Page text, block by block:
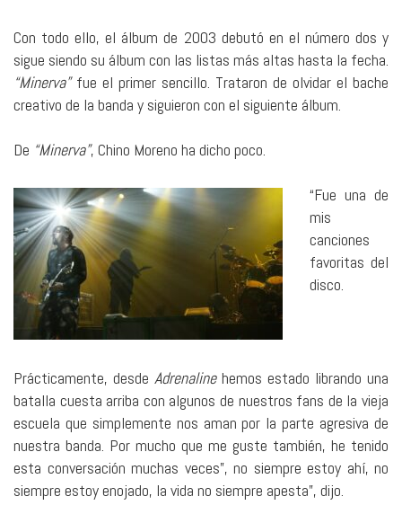
Con todo ello, el álbum de 2003 debutó en el número dos y
sigue siendo su álbum con las listas más altas hasta la fecha.
“Minerva”fue el primer sencillo. Trataron de olvidar el bache
creativo de la banda y siguieron con el siguiente álbum.
De “Minerva”, Chino Moreno ha dicho poco.
“Fue una de
mis
canciones
favoritas del
disco.
Prácticamente, desde Adrenalinehemos estado librando una
batalla cuesta arriba con algunos de nuestros fans de la vieja
escuela que simplemente nos aman por la parte agresiva de
nuestra banda. Por mucho que me guste también, he tenido
esta conversación muchas veces”, no siempre estoy ahí, no
siempre estoy enojado, la vida no siempre apesta”, dijo.